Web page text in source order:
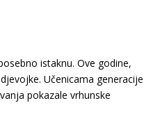
istaknu. Ove godine,
Učenicama generacije
pokazale vrhunske